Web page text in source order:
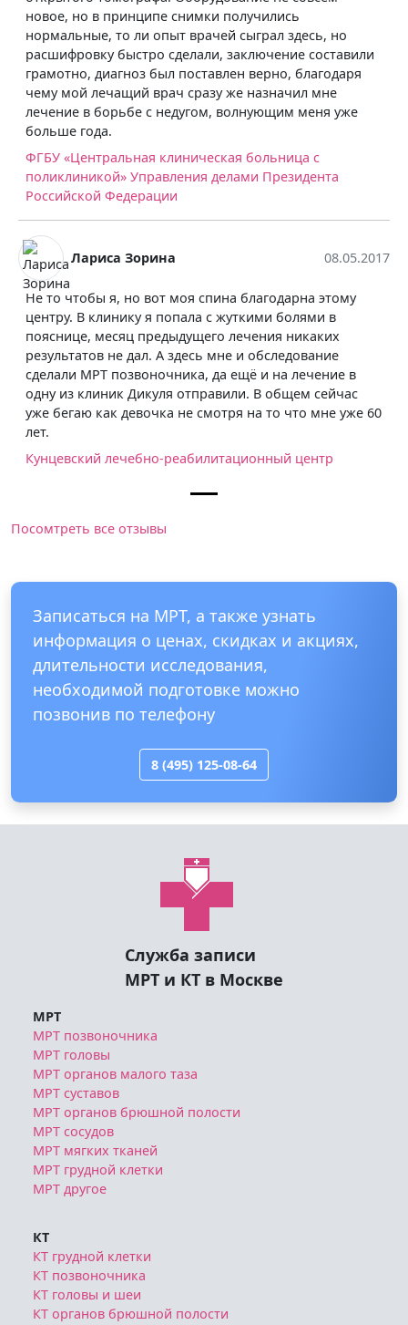
новое, но в принципе снимки получились
нормальные, то ли опыт врачей сыграл здесь, но
расшифровку быстро сделали, заключение составили
грамотно, диагноз был поставлен верно, благодаря
чему мой лечащий врач сразу же назначил мне
лечение в борьбе с недугом, волнующим меня уже
больше года.
ФГБУ «Центральная клиническая больница с
поликлиникой» Управления делами Президента
Российской Федерации
Лариса Зорина 08.05.2017
Не то чтобы я, но вот моя спина благодарна этому
центру. В клинику я попала с жуткими болями в
пояснице, месяц предыдущего лечения никаких
результатов не дал. А здесь мне и обследование
сделали МРТ позвоночника, да ещё и на лечение в
одну из клиник Дикуля отправили. В общем сейчас
уже бегаю как девочка не смотря на то что мне уже 60
лет.
Кунцевский лечебно-реабилитационный центр
Посомтреть все отзывы
Записаться на МРТ, а также узнать
информация о ценах, скидках и акциях,
длительности исследования,
необходимой подготовке можно
позвонив по телефону
8 (495) 125-08-64
Служба записи
МРТ и КТ в Москве
МРТ
МРТ позвоночника
МРТ головы
МРТ органов малого таза
МРТ суставов
МРТ органов брюшной полости
МРТ сосудов
МРТ мягких тканей
МРТ грудной клетки
МРТ другое
КТ
КТ грудной клетки
КТ позвоночника
КТ головы и шеи
КТ органов брюшной полости